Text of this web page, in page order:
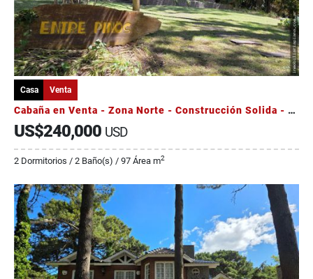
Casa Venta
Cabaña en Venta - Zona Norte - Construcción Solida - Bello Entorno
US$240,000 USD
2 Dormitorios / 2 Baño(s) / 97 Área m2